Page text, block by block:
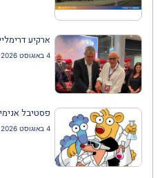
ארקיע
4 באוגוסט 2026
פסטיבל
4 באוגוסט 2026